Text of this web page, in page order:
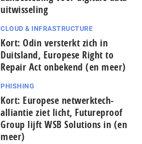
uitwisseling
CLOUD & INFRASTRUCTURE
Kort: Odin versterkt zich in
Duitsland, Europese Right to
Repair Act onbekend (en meer)
PHISHING
Kort: Europese netwerktech-
alliantie ziet licht, Futureproof
Group lijft WSB Solutions in (en
meer)